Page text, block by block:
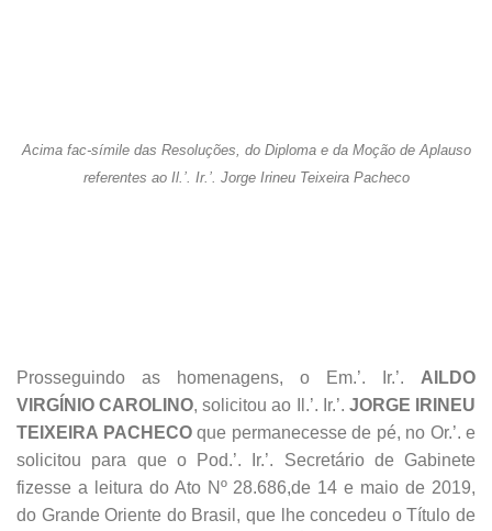
Acima fac-símile das Resoluções, do Diploma e da Moção de Aplauso
referentes ao Il.’. Ir.’. Jorge Irineu Teixeira Pacheco
Prosseguindo as homenagens, o Em.’. Ir.’. AILDO
VIRGÍNIO CAROLINO, solicitou ao Il.’. Ir.’. JORGE IRINEU
TEIXEIRA PACHECOque permanecesse de pé, no Or.’. e
solicitou para que o Pod.’. Ir.’. Secretário de Gabinete
fizesse a leitura do Ato Nº 28.686,de 14 e maio de 2019,
do Grande Oriente do Brasil, que lhe concedeu o Título de